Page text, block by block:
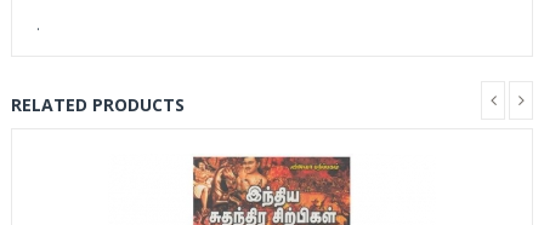
.
RELATED PRODUCTS